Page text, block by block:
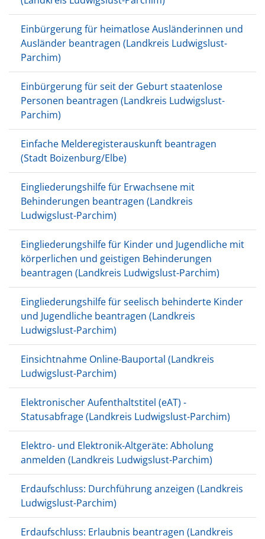
Einbürgerung für heimatlose Ausländerinnen und
Ausländer beantragen (Landkreis Ludwigslust-
Parchim)
Einbürgerung für seit der Geburt staatenlose
Personen beantragen (Landkreis Ludwigslust-
Parchim)
Einfache Melderegisterauskunft beantragen
(Stadt Boizenburg/Elbe)
Eingliederungshilfe für Erwachsene mit
Behinderungen beantragen (Landkreis
Ludwigslust-Parchim)
Eingliederungshilfe für Kinder und Jugendliche mit
körperlichen und geistigen Behinderungen
beantragen (Landkreis Ludwigslust-Parchim)
Eingliederungshilfe für seelisch behinderte Kinder
und Jugendliche beantragen (Landkreis
Ludwigslust-Parchim)
Einsichtnahme Online-Bauportal (Landkreis
Ludwigslust-Parchim)
Elektronischer Aufenthaltstitel (eAT) -
Statusabfrage (Landkreis Ludwigslust-Parchim)
Elektro- und Elektronik-Altgeräte: Abholung
anmelden (Landkreis Ludwigslust-Parchim)
Erdaufschluss: Durchführung anzeigen (Landkreis
Ludwigslust-Parchim)
Erdaufschluss: Erlaubnis beantragen (Landkreis